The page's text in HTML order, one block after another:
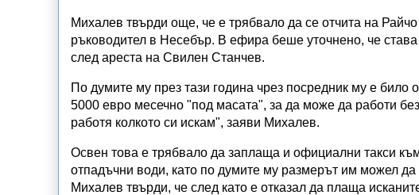
Михалев твърди още, че е трябвало да се отчита на
ръководител в Несебър. В ефира беше уточнено, че
след ареста на Свилен Станчев.
По думите му през тази година чрез посредник му е
5000 евро месечно "под масата", за да може да работи
работя колкото си искам", заяви Михалев.
Освен това е трябвало да заплаща и официални такси
отпадъчни води, като по думите му размерът им можел
Михалев твърди, че след като е отказал да плаща